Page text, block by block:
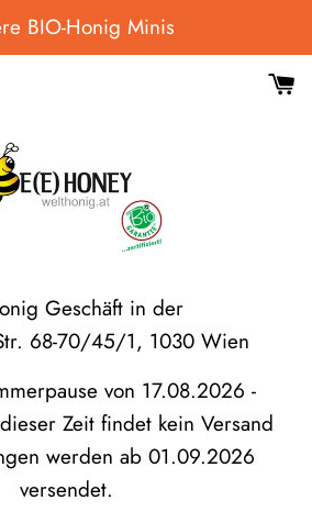
BIO-Honig Minis
Geschäft in der
68-70/45/1, 1030 Wien
von 17.08.2026 -
Zeit findet kein Versand
werden ab 01.09.2026
versendet.